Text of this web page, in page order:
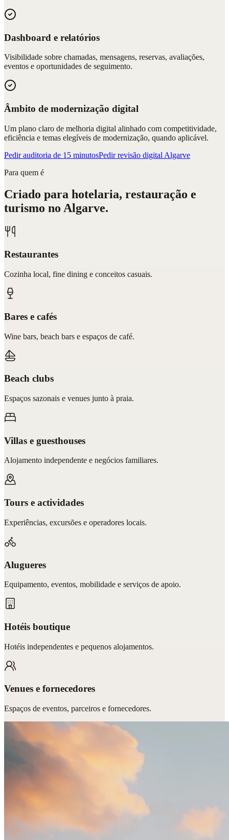
Dashboard e relatórios
Visibilidade sobre chamadas, mensagens, reservas, avaliações,
eventos e oportunidades de seguimento.
Âmbito de modernização digital
Um plano claro de melhoria digital alinhado com competitividade,
eficiência e temas elegíveis de modernização, quando aplicável.
Pedir auditoria de 15 minutosPedir revisão digital Algarve
Para quem é
Criado para hotelaria, restauração e
turismo no Algarve.
Restaurantes
Cozinha local, fine dining e conceitos casuais.
Bares e cafés
Wine bars, beach bars e espaços de café.
Beach clubs
Espaços sazonais e venues junto à praia.
Villas e guesthouses
Alojamento independente e negócios familiares.
Tours e actividades
Experiências, excursões e operadores locais.
Alugueres
Equipamento, eventos, mobilidade e serviços de apoio.
Hotéis boutique
Hotéis independentes e pequenos alojamentos.
Venues e fornecedores
Espaços de eventos, parceiros e fornecedores.